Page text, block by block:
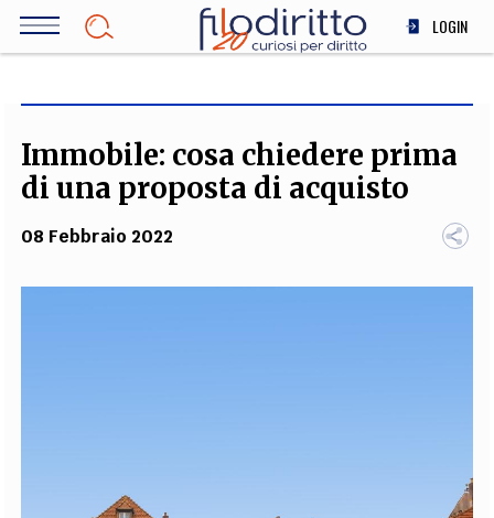
Salta
LOGIN
SOCIETÀ
MEDICINA
Immobile: cosa chiedere prima
di una proposta di acquisto
08 Febbraio 2022